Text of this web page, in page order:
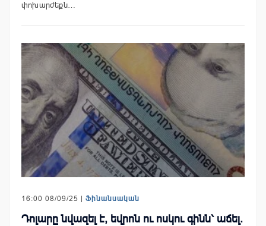
փոխարժեքն…
16:00 08/09/25 | Ֆինանսական
Դոլարը նվազել է, եվրոն ու ոսկու գինն՝ աճել.